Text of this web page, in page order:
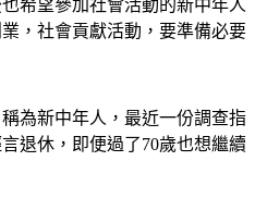
希望參加社會活動的新中年人
，社會貢獻活動，要準備必要
為新中年人，最近一份調查指
退休，即便過了70歲也想繼續